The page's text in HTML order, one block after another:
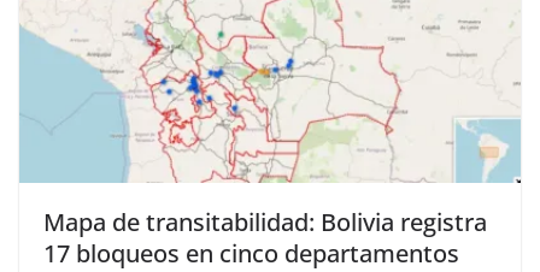
Mapa de transitabilidad: Bolivia registra
17 bloqueos en cinco departamentos